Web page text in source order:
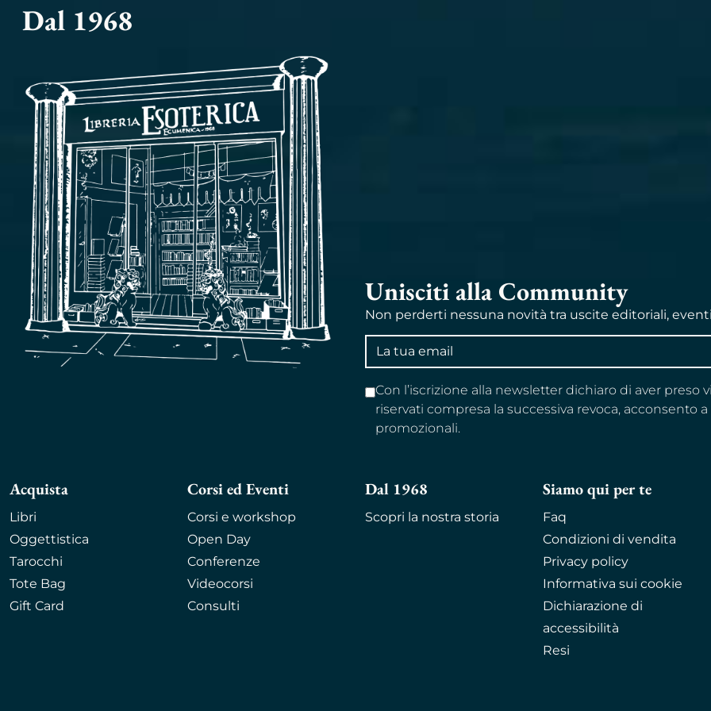
Dal 1968
Unisciti alla Community
Non perderti nessuna novità tra uscite editoriali,
Indirizzo
email
Con l’iscrizione alla newsletter dichiaro di aver
riservati compresa la successiva revoca,
promozionali.
Acquista
Libri
Oggettistica
Tarocchi
Tote Bag
Gift Card
Corsi ed Eventi
Corsi e workshop
Open Day
Conferenze
Videocorsi
Consulti
Dal 1968
Scopri la nostra storia
Siamo qui per te
Faq
Condizioni di vendita
Privacy policy
Informativa sui cookie
Dichiarazione di
accessibilità
Resi